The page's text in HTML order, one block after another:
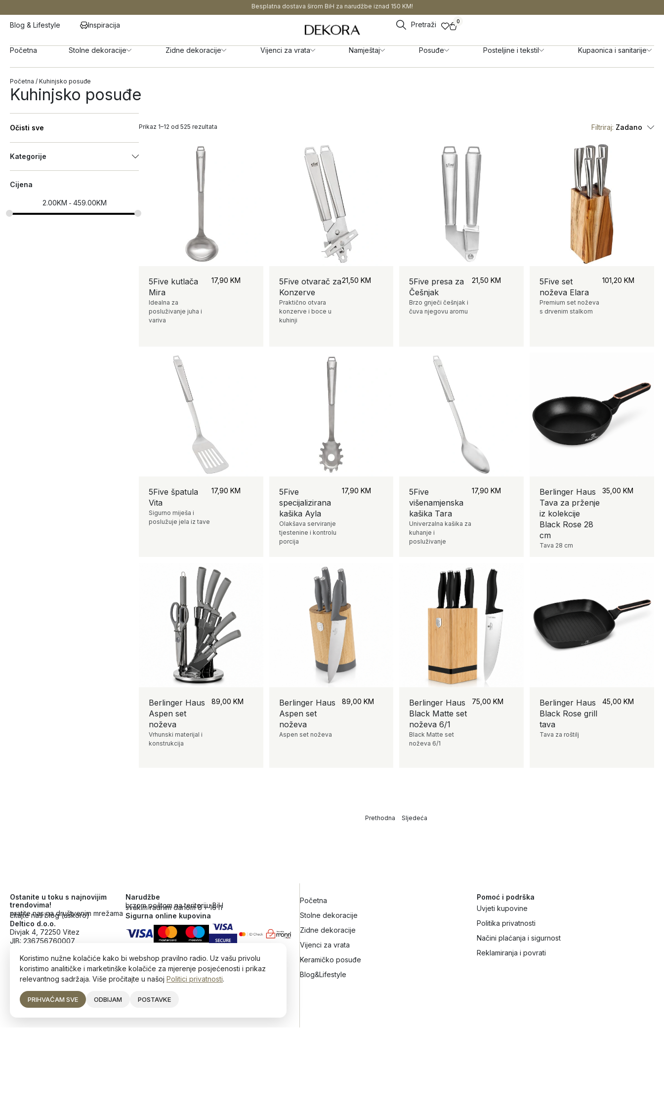
Besplatna dostava širom BiH za narudžbe iznad 150 KM!
Blog & Lifestyle Inspiracija Pretraži 0
Početna Stolne dekoracije Zidne dekoracije Vijenci za vrata Namještaj Posuđe Posteljine i tekstil Kupaonica i sanitarije
Početna / Kuhinjsko posuđe
Kuhinjsko posuđe
Očisti sve
Kategorije
Cijena
2.00KM 459.00KM
Filtriraj: Zadano
5Five kutlača
Mira
Idealna za
posluživanje juha i
variva
17,90 KM
5Five otvarač za
Konzerve
Praktično otvara
konzerve i boce u
kuhinji
21,50 KM
5Five presa za
Češnjak
Brzo gnječi češnjak i
čuva njegovu aromu
21,50KM
5Five set
noževa Elara
Premium set noževa
s drvenim stalkom
101,20KM
5Five špatula
Vita
Sigurno miješa i
poslužuje jela iz tave
17,90 KM
5Five
specijalizirana
kašika Ayla
Olakšava serviranje
tjestenine i kontrolu
porcija
17,90 KM
5Five
višenamjenska
kašika Tara
Univerzalna kašika za
kuhanje i
posluživanje
17,90KM
Berlinger Haus
Tava za prženje
iz kolekcije
Black Rose 28
cm
Tava 28 cm
35,00KM
Berlinger Haus
Aspen set
noževa
Vrhunski materijal i
konstrukcija
89,00 KM
Berlinger Haus
Aspen set
noževa
Aspen set noževa
89,00 KM
Berlinger Haus
Black Matte set
noževa 6/1
Black Matte set
noževa 6/1
75,00KM
Berlinger Haus
Black Rose grill
tava
Tava za roštilj
45,00KM
Prethodna Sljedeća
Prikaz 1–12 od 525 rezultata
Ostanite u toku s najnovijim
trendovima!
pratite nas na društvenim mrežama
čitajte naš blog (uskoro)
Deltico d.o.o.
Divjak 4, 72250 Vitez
JIB: 236756760007
Narudžbe
brzom poštom na teritoriju BiH
svakim radnim danom 8 – 16 h
Sigurna online kupovina
Početna
Stolne dekoracije
Zidne dekoracije
Vijenci za vrata
Keramičko posuđe
Blog&Lifestyle
Pomoć i podrška
Uvjeti kupovine
Politika privatnosti
Načini plaćanja i sigurnost
Reklamiranja i povrati
Koristimo nužne kolačiće kako bi webshop pravilno radio. Uz vašu privolu
koristimo analitičke i marketinške kolačiće za mjerenje posjećenosti i prikaz
relevantnog sadržaja. Više pročitajte u našoj Politici privatnosti.
PRIHVAĆAM SVE ODBIJAM POSTAVKE